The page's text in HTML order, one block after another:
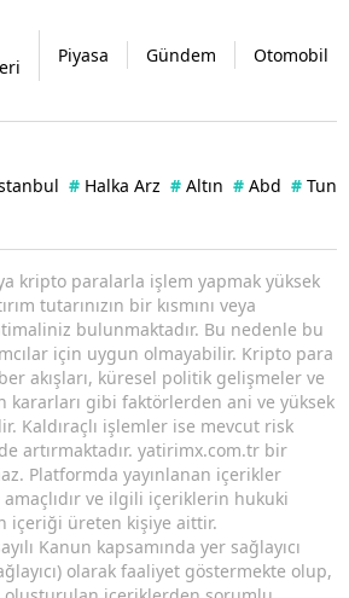
Piyasa Gündem Otomobil
# Halka Arz # Altın # Abd #
kripto paralarla işlem yapmak yüksek
tutarınızın bir kısmını veya
bulunmaktadır. Bu nedenle bu
için uygun olmayabilir. Kripto para
akışları, küresel politik gelişmeler ve
kararları gibi faktörlerden ani ve yüksek
Kaldıraçlı işlemler ise mevcut risk
artırmaktadır. yatirimx.com.tr bir
Platformda yayınlanan içerikler
ve ilgili içeriklerin hukuki
içeriği üreten kişiye aittir.
Kanun kapsamında yer sağlayıcı
olarak faaliyet göstermekte olup,